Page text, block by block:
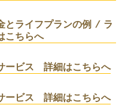
とライフプランの例 / ラ
こちらへ
ービス 詳細はこちらへ
ービス 詳細はこちらへ